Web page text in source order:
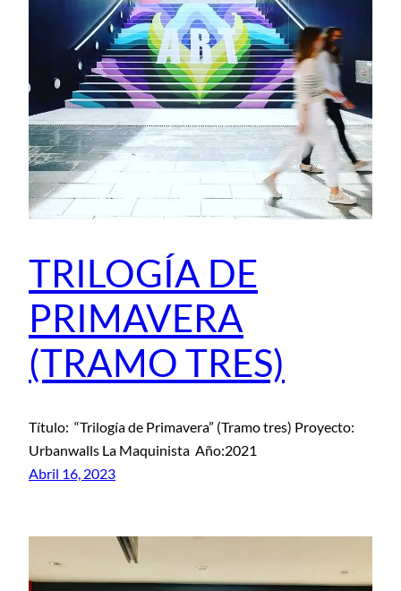
TRILOGÍA DE
PRIMAVERA
(TRAMO TRES)
Título: “Trilogía de Primavera” (Tramo tres) Proyecto:
Urbanwalls La Maquinista Año:2021
Abril 16, 2023